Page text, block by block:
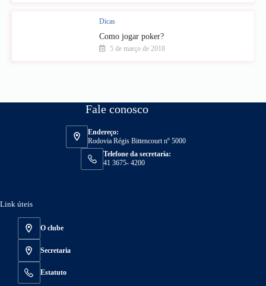
Dicas
Como jogar poker?
5 de março de 2018
Fale conosco
Endereço:
Rodovia Régis Bittencourt nº 5000
Telefone da secretaria:
41 3675- 4200
Link úteis
O clube
Secretaria
Estatuto